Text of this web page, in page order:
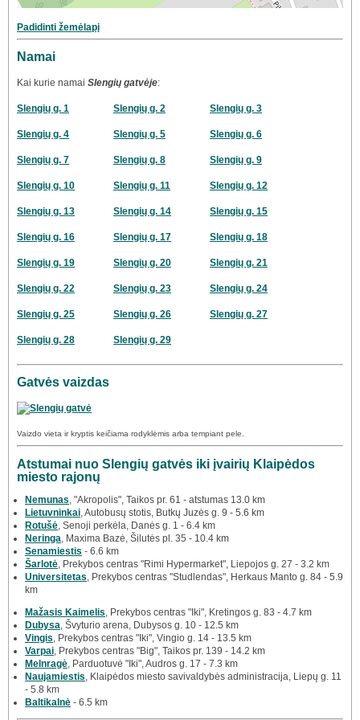
Padidinti žemėlapį
Namai
Kai kurie namai Slengių gatvėje:
Slengių g. 1 Slengių g. 2 Slengių g. 3
Slengių g. 4 Slengių g. 5 Slengių g. 6
Slengių g. 7 Slengių g. 8 Slengių g. 9
Slengių g. 10 Slengių g. 11 Slengių g. 12
Slengių g. 13 Slengių g. 14 Slengių g. 15
Slengių g. 16 Slengių g. 17 Slengių g. 18
Slengių g. 19 Slengių g. 20 Slengių g. 21
Slengių g. 22 Slengių g. 23 Slengių g. 24
Slengių g. 25 Slengių g. 26 Slengių g. 27
Slengių g. 28 Slengių g. 29
Gatvės vaizdas
Vaizdo vieta ir kryptis keičiama rodyklėmis arba tempiant pele.
Atstumai nuo Slengių gatvės iki įvairių Klaipėdos
miesto rajonų
Nemunas , "Akropolis", Taikos pr. 61 - atstumas 13.0 km
Lietuvninkai , Autobusų stotis, Butkų Juzės g. 9 - 5.6 km
Rotušė , Senoji perkėla, Danės g. 1 - 6.4 km
Neringa , Maxima Bazė, Šilutės pl. 35 - 10.4 km
Senamiestis - 6.6 km
Šarlotė , Prekybos centras "Rimi Hypermarket", Liepojos g. 27 - 3.2 km
Universitetas , Prekybos centras "Studlendas", Herkaus Manto g. 84 - 5.9
km
Mažasis Kaimelis , Prekybos centras "Iki", Kretingos g. 83 - 4.7 km
Dubysa , Švyturio arena, Dubysos g. 10 - 12.5 km
Vingis , Prekybos centras "Iki", Vingio g. 14 - 13.5 km
Varpai , Prekybos centras "Big", Taikos pr. 139 - 14.2 km
Melnragė , Parduotuvė "Iki", Audros g. 17 - 7.3 km
Naujamiestis , Klaipėdos miesto savivaldybės administracija, Liepų g. 11
- 5.8 km
Baltikalnė - 6.5 km